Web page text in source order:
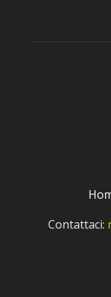
Contattaci: